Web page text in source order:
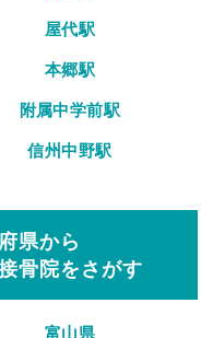
屋代駅
本郷駅
附属中学前駅
信州中野駅
県から
骨院をさがす
富山県